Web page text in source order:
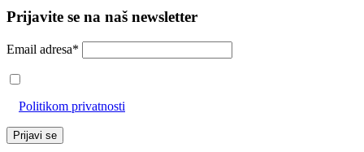
Prijavite se na naš newsletter
Email adresa*
Politikom privatnosti